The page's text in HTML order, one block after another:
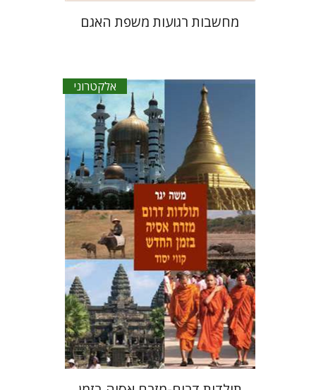
מחשבות רגועות משפת האגם
אלקטרוני
משה יגר
הנחת אתר ספר אלקטרוני
$30